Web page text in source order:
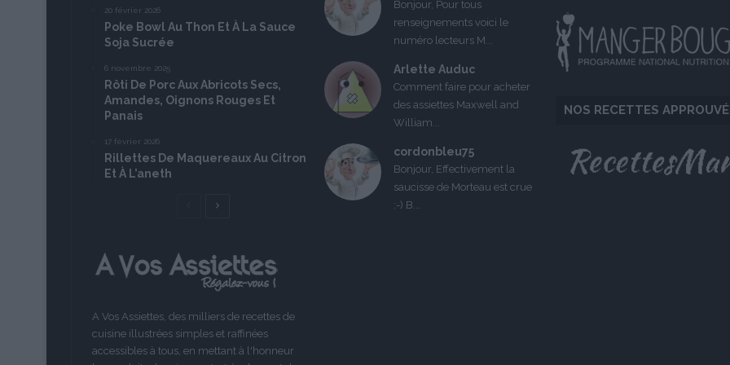
20 février 2026
Poke Bowl Au Thon Et À La Sauce
Soja Sucrée
6 novembre 2025
Rôti De Porc Aux Abricots Secs,
Amandes, Oignons Rouges Et
Panais
17 février 2026
Rillettes De Maquereaux Au Citron
Et À L’aneth
Page
A Vos Assiettes, des milliers de recettes de
cuisine illustrées simples et raffinées
accessibles à tous, en mettant à l'honneur
Bonjour, Pour tous
renseignements voici le
numéro lecteurs M...
Arlette Auduc
Comment faire pour acheter
des assiettes Maxwell and
William...
cordonbleu75
Bonjour, Effectivement la
saucisse de Morteau est crue
:-) B...
NOS RECETTES